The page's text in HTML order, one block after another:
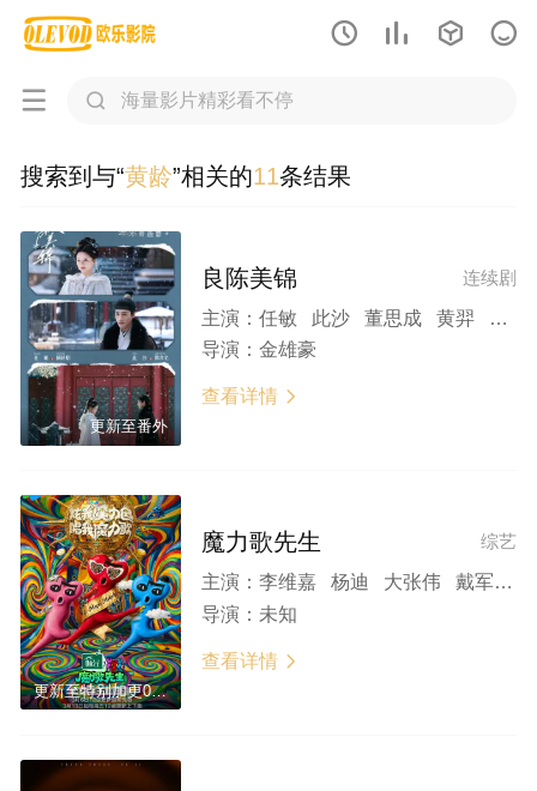
   
 
搜索到与“黄龄”相关的11条结果
更新至番外
连续剧
良陈美锦
主演： 任敏 此沙 董思成 黄羿 吴刚 王思懿 左叶 印小天 杨童舒 李菲儿 张耀 黄日莹 杨昆 杨青 丁嘉丽 李媛 黄龄 钱波 郑家彬
导演： 金雄豪
查看详情 
更新至特别加更0522
综艺
魔力歌先生
主演： 李维嘉 杨迪 大张伟 戴军 高进 龚琳娜 黄龄 蒋敦豪 吉克隽逸 张小婉 张宇 王蓉
导演： 未知
查看详情 